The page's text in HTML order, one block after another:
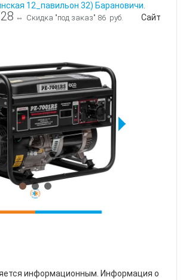
12_павильон 32) Барановичи.
⇔ Скидка "под заказ" 86 руб. Сайт
информационным. Информация о